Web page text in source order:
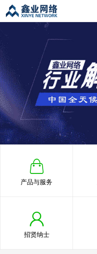
产品与服务
招贤纳士